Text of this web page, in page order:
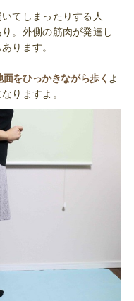
てしまったりする人
。外側の筋肉が発達し
ります。
をひっかきながら歩く よ
りますよ。